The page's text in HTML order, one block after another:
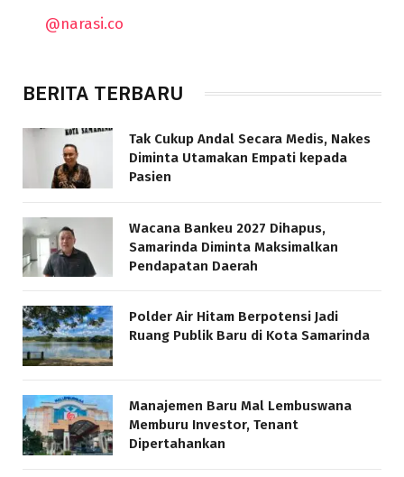
@narasi.co
BERITA TERBARU
Tak Cukup Andal Secara Medis, Nakes
Diminta Utamakan Empati kepada
Pasien
Wacana Bankeu 2027 Dihapus,
Samarinda Diminta Maksimalkan
Pendapatan Daerah
Polder Air Hitam Berpotensi Jadi
Ruang Publik Baru di Kota Samarinda
Manajemen Baru Mal Lembuswana
Memburu Investor, Tenant
Dipertahankan